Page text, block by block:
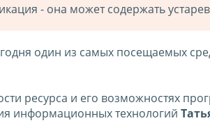
- она может содержать
один из самых посещаемых
ресурса и его возможностях
информационных технологий